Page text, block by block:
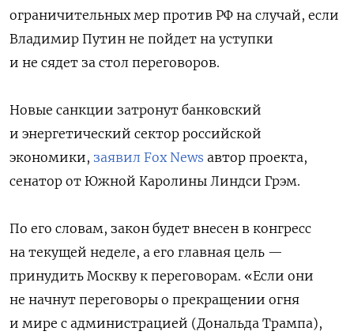
ограничительных мер против РФ на случай, если
Владимир Путин не пойдет на уступки
и не сядет за стол переговоров.
Новые санкции затронут банковский
и энергетический сектор российской
экономики, заявил Fox News автор проекта,
сенатор от Южной Каролины Линдси Грэм.
По его словам, закон будет внесен в конгресс
на текущей неделе, а его главная цель —
принудить Москву к переговорам. «Если они
не начнут переговоры о прекращении огня
и мире с администрацией (Дональда Трампа),